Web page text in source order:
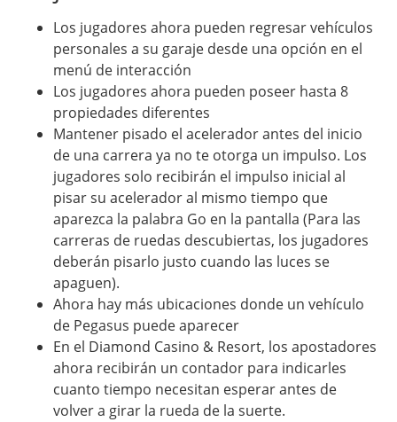
Los jugadores ahora pueden regresar vehículos
personales a su garaje desde una opción en el
menú de interacción
Los jugadores ahora pueden poseer hasta 8
propiedades diferentes
Mantener pisado el acelerador antes del inicio
de una carrera ya no te otorga un impulso. Los
jugadores solo recibirán el impulso inicial al
pisar su acelerador al mismo tiempo que
aparezca la palabra Go en la pantalla (Para las
carreras de ruedas descubiertas, los jugadores
deberán pisarlo justo cuando las luces se
apaguen).
Ahora hay más ubicaciones donde un vehículo
de Pegasus puede aparecer
En el Diamond Casino & Resort, los apostadores
ahora recibirán un contador para indicarles
cuanto tiempo necesitan esperar antes de
volver a girar la rueda de la suerte.